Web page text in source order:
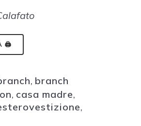
🖨
, branch
, casa madre,
,